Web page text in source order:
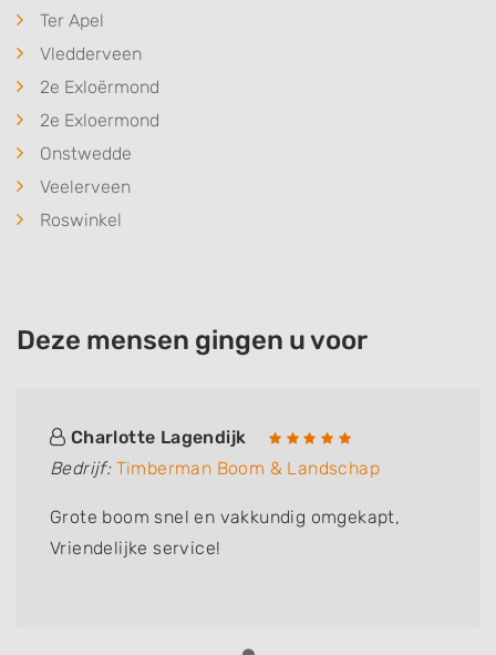
Ter Apel
Vledderveen
2e Exloërmond
2e Exloermond
Onstwedde
Veelerveen
Roswinkel
Deze mensen gingen u voor
Charlotte Lagendijk
Bedrijf: Timberman Boom & Landschap
Grote boom snel en vakkundig omgekapt,
Vriendelijke service!